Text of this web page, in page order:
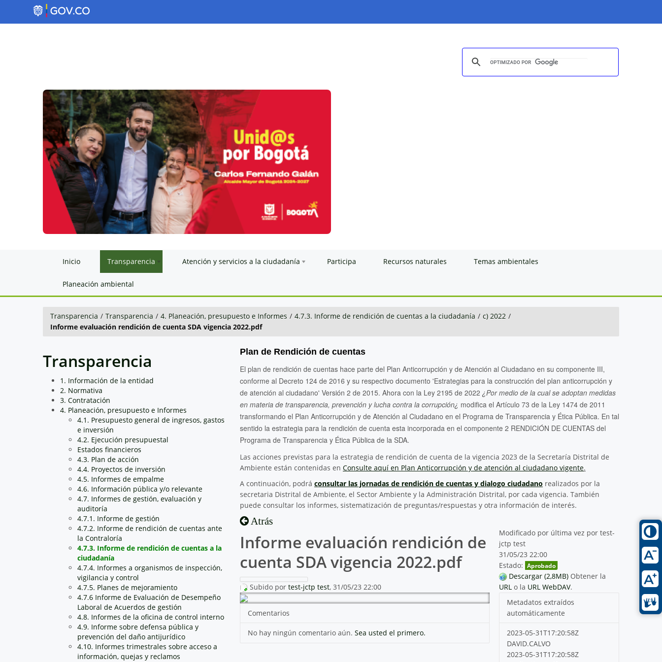
Inicio Transparencia Atención y servicios a la ciudadanía Participa Recursos naturales Temas ambientales
Planeación ambiental
Transparencia / Transparencia / 4. Planeación, presupuesto e Informes / 4.7.3. Informe de rendición de cuentas a la ciudadanía / c) 2022 /
Informe evaluación rendición de cuenta SDA vigencia 2022.pdf
Transparencia
1. Información de la entidad
2. Normativa
3. Contratación
4. Planeación, presupuesto e Informes
4.1. Presupuesto general de ingresos, gastos
e inversión
4.2. Ejecución presupuestal
Estados financieros
4.3. Plan de acción
4.4. Proyectos de inversión
4.5. Informes de empalme
4.6. Información pública y/o relevante
4.7. Informes de gestión, evaluación y
auditoría
4.7.1. Informe de gestión
4.7.2. Informe de rendición de cuentas ante
la Contraloría
4.7.3. Informe de rendición de cuentas a la
ciudadanía
4.7.4. Informes a organismos de inspección,
vigilancia y control
4.7.5. Planes de mejoramiento
4.7.6 Informe de Evaluación de Desempeño
Laboral de Acuerdos de gestión
4.8. Informes de la oficina de control interno
4.9. Informe sobre defensa pública y
prevención del daño antijurídico
4.10. Informes trimestrales sobre acceso a
información, quejas y reclamos
Plan de Rendición de cuentas
El plan de rendición de cuentas hace parte del Plan Anticorrupción y de Atención al Ciudadano en su componente III,
conforme al Decreto 124 de 2016 y su respectivo documento 'Estrategias para la construcción del plan anticorrupción y
de atención al ciudadano' Versión 2 de 2015. Ahora con la Ley 2195 de 2022 ¿Por medio de la cual se adoptan medidas
en materia de transparencia, prevención y lucha contra la corrupción¿ modifica el Artículo 73 de la Ley 1474 de 2011
transformando el Plan Anticorrupción y de Atención al Ciudadano en el Programa de Transparencia y Ética Pública. En tal
sentido la estrategia para la rendición de cuenta esta incorporada en el componente 2 RENDICIÓN DE CUENTAS del
Programa de Transparencia y Ética Pública de la SDA.
Las acciones previstas para la estrategia de rendición de cuenta de la vigencia 2023 de la Secretaría Distrital de
Ambiente están contenidas en Consulte aquí en Plan Anticorrupción y de atención al ciudadano vigente.
A continuación, podrá consultar las jornadas de rendición de cuentas y dialogo ciudadano realizados por la
secretaria Distrital de Ambiente, el Sector Ambiente y la Administración Distrital, por cada vigencia. También
puede consultar los informes, sistematización de preguntas/respuestas y otra información de interés.
Atrás
Informe evaluación rendición de
cuenta SDA vigencia 2022.pdf
Subido por test-jctp test, 31/05/23 22:00
Comentarios
No hay ningún comentario aún. Sea usted el primero.
Modificado por última vez por test-
jctp test
31/05/23 22:00
Estado: Aprobado
Descargar (2,8MB) Obtener la
URL o la URL WebDAV.
Metadatos extraídos
automáticamente
2023-05-31T17:20:58Z
DAVID.CALVO
2023-05-31T17:20:58Z